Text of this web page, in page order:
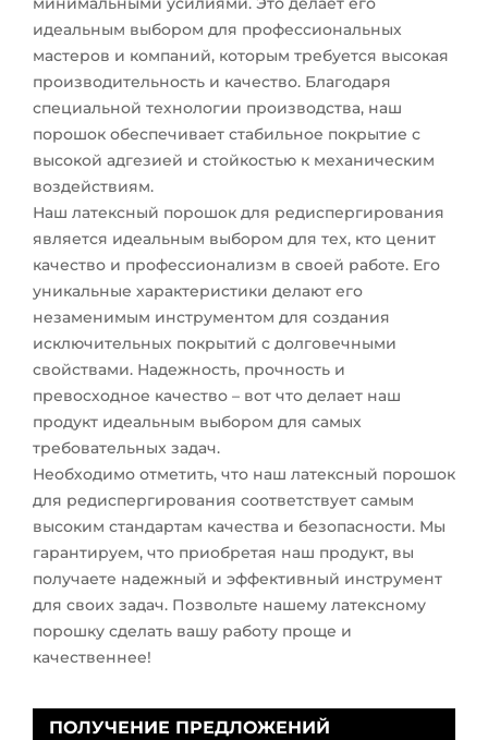
идеальным выбором для профессиональных
мастеров и компаний, которым требуется высокая
производительность и качество. Благодаря
специальной технологии производства, наш
порошок обеспечивает стабильное покрытие с
высокой адгезией и стойкостью к механическим
воздействиям.
Наш латексный порошок для редиспергирования
является идеальным выбором для тех, кто ценит
качество и профессионализм в своей работе. Его
уникальные характеристики делают его
незаменимым инструментом для создания
исключительных покрытий с долговечными
свойствами. Надежность, прочность и
превосходное качество – вот что делает наш
продукт идеальным выбором для самых
требовательных задач.
Необходимо отметить, что наш латексный порошок
для редиспергирования соответствует самым
высоким стандартам качества и безопасности. Мы
гарантируем, что приобретая наш продукт, вы
получаете надежный и эффективный инструмент
для своих задач. Позвольте нашему латексному
порошку сделать вашу работу проще и
качественнее!
ПОЛУЧЕНИЕ ПРЕДЛОЖЕНИЙ